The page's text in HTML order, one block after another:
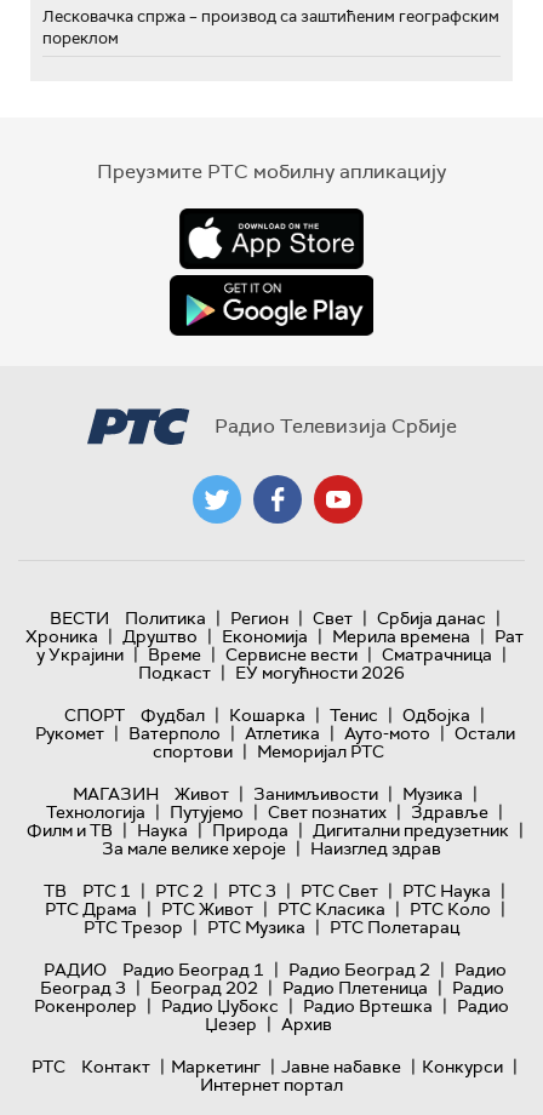
Лесковачка спржа – производ са заштићеним географским
пореклом
Преузмите РТС мобилну апликацију
Радио Телевизија Србије
ВЕСТИ Политика | Регион | Свет | Србија данас |
Хроника | Друштво | Економија | Мерила времена | Рат
у Украјини | Време | Сервисне вести | Сматрачница |
Подкаст | ЕУ могућности 2026
СПОРТ
Фудбал | Кошарка | Тенис | Одбојка |
Рукомет | Ватерполо | Атлетика | Ауто-мото | Остали
спортови | Меморијал РТС
МАГАЗИН
Живот | Занимљивости | Музика |
Технологијa | Путујемо | Свет познатих | Здравље |
Филм и ТВ | Наука | Природа | Дигитални предузетник |
За мале велике хероје | Наизглед здрав
ТВ
РТС 1 | РТС 2 | РТС 3 | РТС Свет | РТС Наука |
РТС Драма | РТС Живот | РТС Класика | РТС Коло |
РТС Трезор | РТС Музика | РТС Полетарац
РАДИО
Радио Београд 1 | Радио Београд 2 | Радио
Београд 3 | Београд 202 | Радио Плетеница | Радио
Рокенролер | Радио Џубокс | Радио Вртешка | Радио
Џезер | Архив
РТС
Контакт | Маркетинг | Јавне набавке | Конкурси |
Интернет портал